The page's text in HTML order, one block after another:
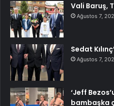
Vali Baruş,
Ağustos 7,
Sedat
Ağustos 7,
‘Jeff
bambaşka